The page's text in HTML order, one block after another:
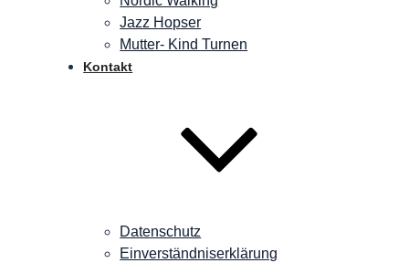
Jazz Hopser
Mutter- Kind Turnen
Kontakt
Datenschutz
Einverständniserklärung